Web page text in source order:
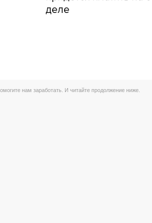
деле